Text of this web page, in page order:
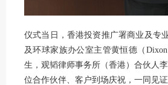
仪式当日，香港投资推广署商业及专
及环球家族办公室主管黄恒德（
生，观韬律师事务所（香港）合伙人
位合作伙伴、客户到场庆祝，一同见